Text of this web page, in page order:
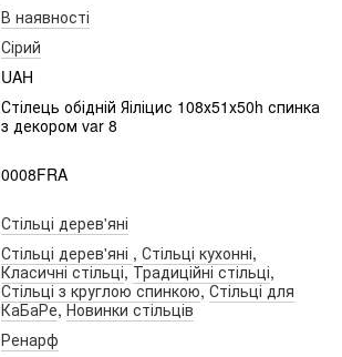
В наявності
Сірий
UAH
Стілець обідній Яіліцис 108х51х50h спинка
з декором var 8
0008FRA
Стільці дерев'яні
Стільці дерев'яні , Стільці кухонні,
Класичні стільці,Традиційні стільці,
Стільці з круглою спинкою,Стільці для
КаБаРе,Новинки стільців
Ренарф